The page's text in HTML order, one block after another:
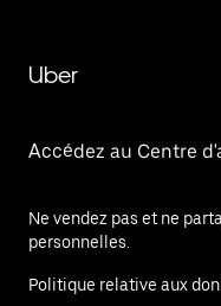
Uber
Accédez au Centre
Ne vendez pas et ne
personnelles.
Politique relative aux